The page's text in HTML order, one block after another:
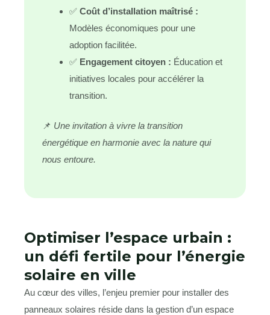
✅ Coût d’installation maîtrisé :
Modèles économiques pour une
adoption facilitée.
✅ Engagement citoyen : Éducation et
initiatives locales pour accélérer la
transition.
📌 Une invitation à vivre la transition
énergétique en harmonie avec la nature qui
nous entoure.
Optimiser l’espace urbain :
un défi fertile pour l’énergie
solaire en ville
Au cœur des villes, l’enjeu premier pour installer des
panneaux solaires réside dans la gestion d’un espace